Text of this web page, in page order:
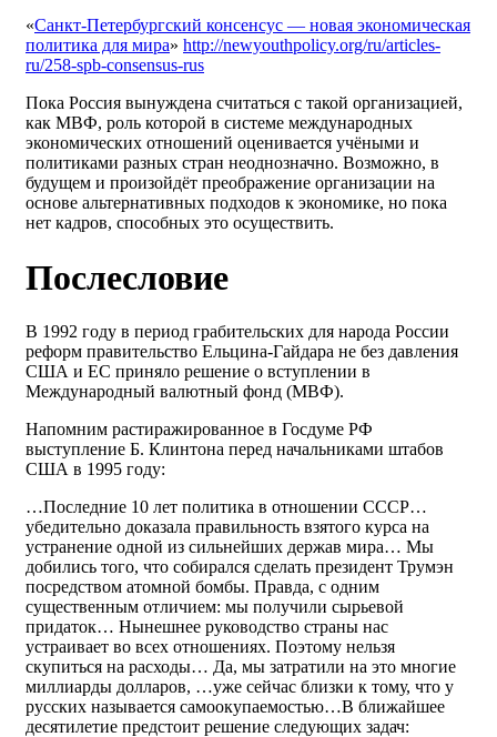
«Санкт-Петербургский консенсус — новая экономическая
политика для мира» http://newyouthpolicy.org/ru/articles-
ru/258-spb-consensus-rus
Пока Россия вынуждена считаться с такой организацией,
как МВФ, роль которой в системе международных
экономических отношений оценивается учёными и
политиками разных стран неоднозначно. Возможно, в
будущем и произойдёт преображение организации на
основе альтернативных подходов к экономике, но пока
нет кадров, способных это осуществить.
Послесловие
В 1992 году в период грабительских для народа России
реформ правительство Ельцина-Гайдара не без давления
США и ЕС приняло решение о вступлении в
Международный валютный фонд (МВФ).
Напомним растиражированное в Госдуме РФ
выступление Б. Клинтона перед начальниками штабов
США в 1995 году:
…Последние 10 лет политика в отношении СССР…
убедительно доказала правильность взятого курса на
устранение одной из сильнейших держав мира… Мы
добились того, что собирался сделать президент Трумэн
посредством атомной бомбы. Правда, с одним
существенным отличием: мы получили сырьевой
придаток… Нынешнее руководство страны нас
устраивает во всех отношениях. Поэтому нельзя
скупиться на расходы… Да, мы затратили на это многие
миллиарды долларов, …уже сейчас близки к тому, что у
русских называется самоокупаемостью…В ближайшее
десятилетие предстоит решение следующих задач: